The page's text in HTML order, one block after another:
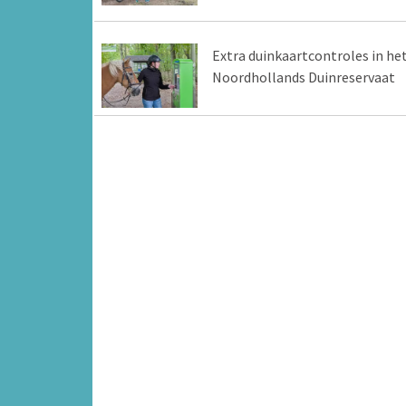
Extra duinkaartcontroles in
Noordhollands Duinreservaat